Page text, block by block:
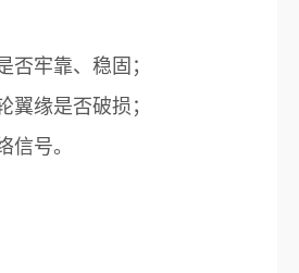
牢靠、稳固；
缘是否破损；
号。